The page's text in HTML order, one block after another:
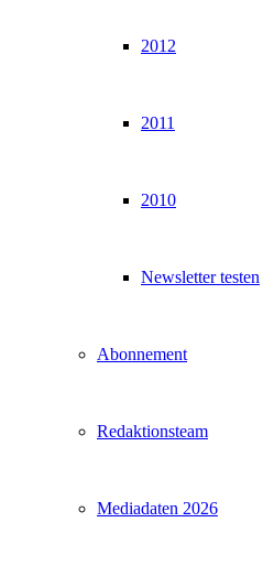
2012
2011
2010
Newsletter testen
Abonnement
Redaktionsteam
Mediadaten 2026